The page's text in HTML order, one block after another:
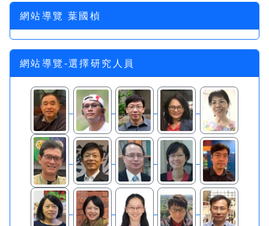
網站導覽 葉國楨
網站導覽-選擇研究人員